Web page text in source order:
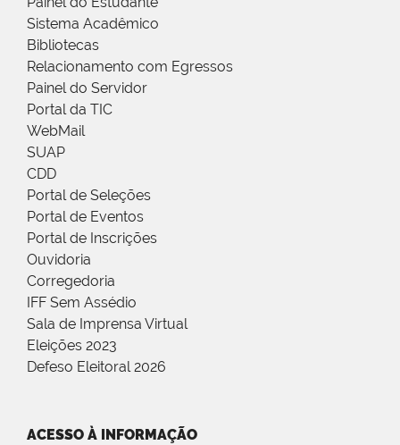
Sistema Acadêmico
Bibliotecas
Relacionamento com Egressos
Painel do Servidor
Portal da TIC
WebMail
SUAP
CDD
Portal de Seleções
Portal de Eventos
Portal de Inscrições
Ouvidoria
Corregedoria
IFF Sem Assédio
Sala de Imprensa Virtual
Eleições 2023
Defeso Eleitoral 2026
ACESSO À INFORMAÇÃO